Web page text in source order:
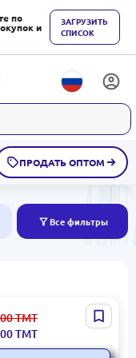
по
и
ЗАГРУЗИТЬ
СПИСОК
ПРОДАТЬ ОПТОМ
Все фильтры
|
для
колонок 120
SD Bluetooth FM
ТМТ
ТМТ